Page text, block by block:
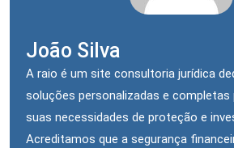
João Silva
A raio é um site consultoria jurídica
soluções personalizadas e completas
suas necessidades de proteção e
Acreditamos que a segurança